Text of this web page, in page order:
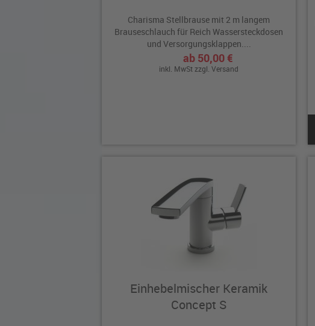
Charisma Stellbrause mit 2 m langem
Brauseschlauch für Reich Wassersteckdosen
und Versorgungsklappen....
ab 50,00 €
inkl. MwSt zzgl.Versand
Einhebelmischer Keramik
Concept S